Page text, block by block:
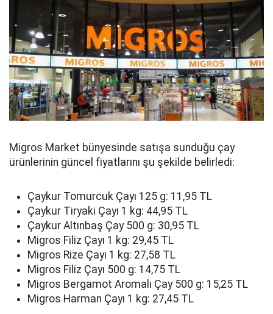
Migros Market bünyesinde satışa sunduğu çay
ürünlerinin güncel fiyatlarını şu şekilde belirledi:
Çaykur Tomurcuk Çayı 125 g: 11,95 TL
Çaykur Tiryaki Çayı 1 kg: 44,95 TL
Çaykur Altınbaş Çay 500 g: 30,95 TL
Migros Filiz Çayı 1 kg: 29,45 TL
Migros Rize Çayı 1 kg: 27,58 TL
Migros Filiz Çayı 500 g: 14,75 TL
Migros Bergamot Aromalı Çay 500 g: 15,25 TL
Migros Harman Çayı 1 kg: 27,45 TL